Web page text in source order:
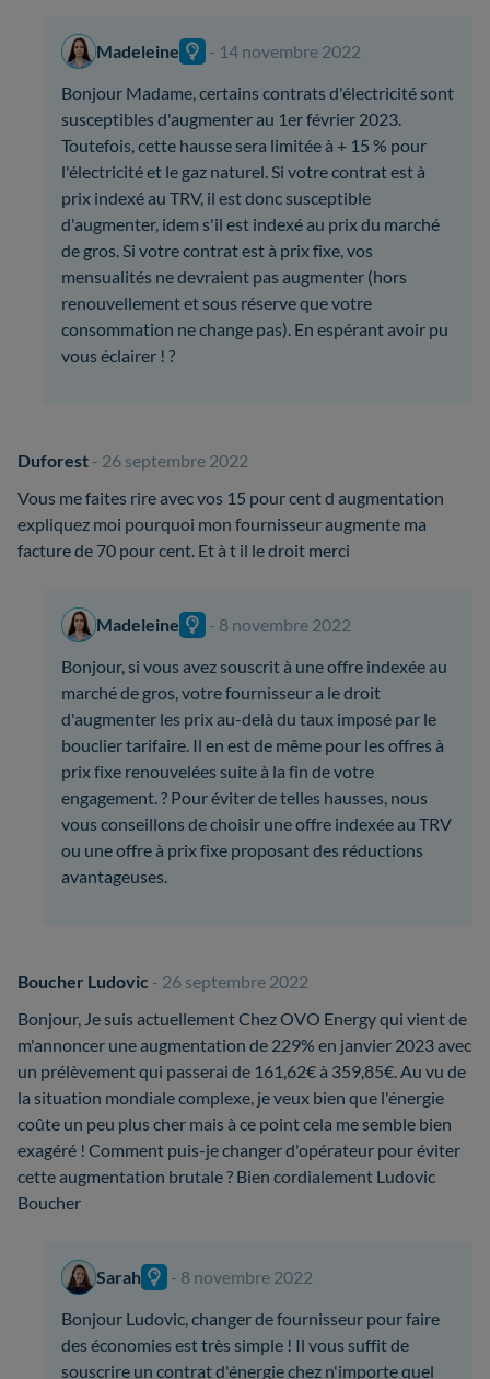
Madeleine
- 14 novembre 2022
Bonjour Madame, certains contrats d'électricité sont
susceptibles d'augmenter au 1er février 2023.
Toutefois, cette hausse sera limitée à + 15 % pour
l'électricité et le gaz naturel. Si votre contrat est à
prix indexé au TRV, il est donc susceptible
d'augmenter, idem s'il est indexé au prix du marché
de gros. Si votre contrat est à prix fixe, vos
mensualités ne devraient pas augmenter (hors
renouvellement et sous réserve que votre
consommation ne change pas). En espérant avoir pu
vous éclairer ! ?
Duforest - 26 septembre 2022
Vous me faites rire avec vos 15 pour cent d augmentation
expliquez moi pourquoi mon fournisseur augmente ma
facture de 70 pour cent. Et à t il le droit merci
Madeleine
- 8 novembre 2022
Bonjour, si vous avez souscrit à une offre indexée au
marché de gros, votre fournisseur a le droit
d'augmenter les prix au-delà du taux imposé par le
bouclier tarifaire. Il en est de même pour les offres à
prix fixe renouvelées suite à la fin de votre
engagement. ? Pour éviter de telles hausses, nous
vous conseillons de choisir une offre indexée au TRV
ou une offre à prix fixe proposant des réductions
avantageuses.
Boucher Ludovic - 26 septembre 2022
Bonjour, Je suis actuellement Chez OVO Energy qui vient de
m'annoncer une augmentation de 229% en janvier 2023 avec
un prélèvement qui passerai de 161,62€ à 359,85€. Au vu de
la situation mondiale complexe, je veux bien que l'énergie
coûte un peu plus cher mais à ce point cela me semble bien
exagéré ! Comment puis-je changer d'opérateur pour éviter
cette augmentation brutale ? Bien cordialement Ludovic
Boucher
Sarah
- 8 novembre 2022
Bonjour Ludovic, changer de fournisseur pour faire
des économies est très simple ! Il vous suffit de
souscrire un contrat d'énergie chez n'importe quel